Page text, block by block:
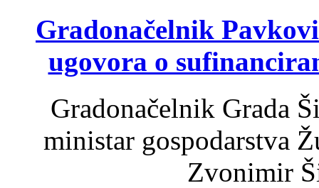
Gradonačelnik
ugovora o
Gradonačelnik Grada
ministar gospodarstva
Zvonimir